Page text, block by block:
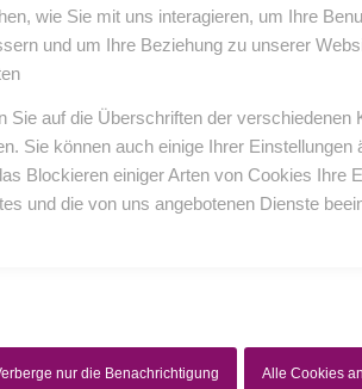
wie Sie mit uns interagieren, um Ihre
und um Ihre Beziehung zu unserer
Sie auf die Überschriften der verschiedenen
Sie können auch einige Ihrer Einstellungen
Blockieren einiger Arten von Cookies Ihre
und die von uns angebotenen Dienste
nur die Benachrichtigung Alle Cookies
Name *